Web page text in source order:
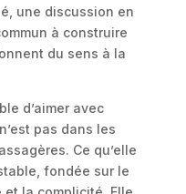
une discussion en
à construire
du sens à la
d’aimer avec
pas dans les
Ce qu’elle
fondée sur le